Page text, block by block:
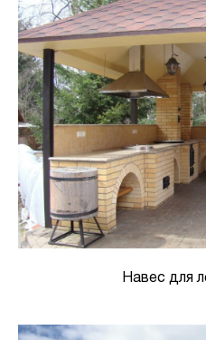
Навес для